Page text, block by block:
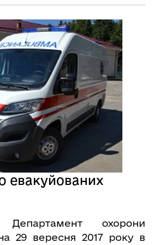
евакуйованих
охорони
29 вересня 2017 року в